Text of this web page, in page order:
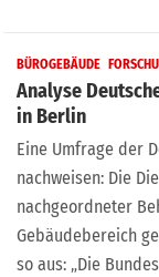
BÜROGEBÄUDE
Analyse
in Berlin
Eine Umfrage der
nachweisen: Die
nachgeordneter
Gebäudebereich
so aus: „Die